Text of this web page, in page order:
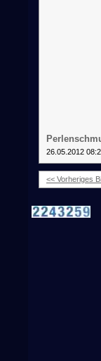
26.05.2012
<< Vorheriges